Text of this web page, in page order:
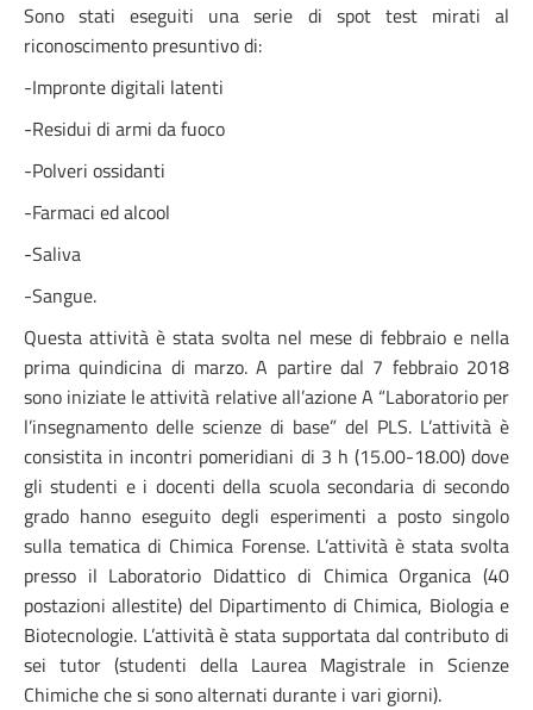
Sono stati eseguiti una serie di spot test mirati al
riconoscimento presuntivo di:
-Impronte digitali latenti
-Residui di armi da fuoco
-Polveri ossidanti
-Farmaci ed alcool
-Saliva
-Sangue.
Questa attività è stata svolta nel mese di febbraio e nella
prima quindicina di marzo. A partire dal 7 febbraio 2018
sono iniziate le attività relative all’azione A “Laboratorio per
l’insegnamento delle scienze di base” del PLS. L’attività è
consistita in incontri pomeridiani di 3 h (15.00-18.00) dove
gli studenti e i docenti della scuola secondaria di secondo
grado hanno eseguito degli esperimenti a posto singolo
sulla tematica di Chimica Forense. L’attività è stata svolta
presso il Laboratorio Didattico di Chimica Organica (40
postazioni allestite) del Dipartimento di Chimica, Biologia e
Biotecnologie. L’attività è stata supportata dal contributo di
sei tutor (studenti della Laurea Magistrale in Scienze
Chimiche che si sono alternati durante i vari giorni).